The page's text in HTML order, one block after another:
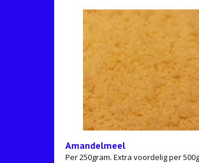
Amandelmeel
Per 250gram. Extra voordelig per